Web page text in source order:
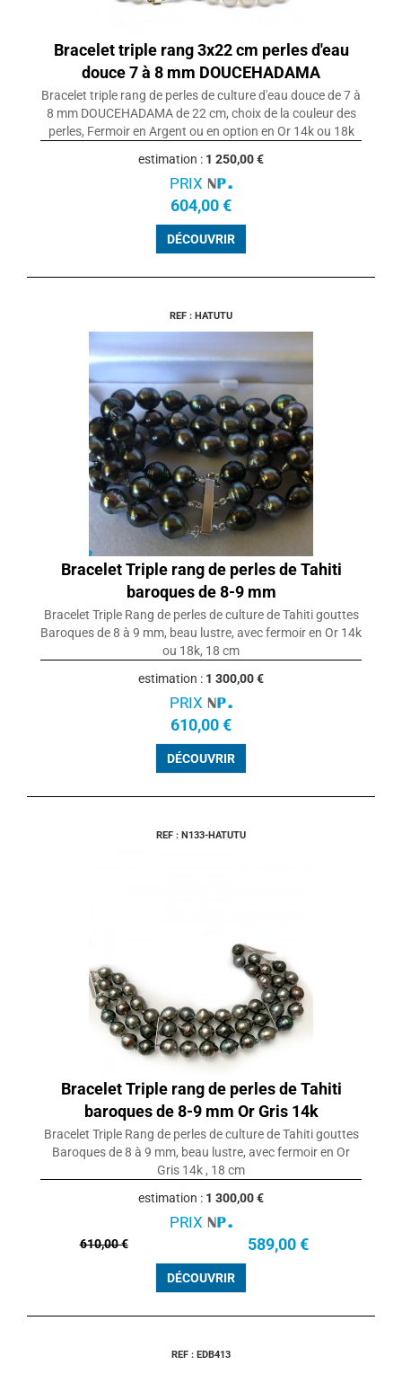
Bracelet triple rang 3x22 cm perles d'eau
douce 7 à 8 mm DOUCEHADAMA
Bracelet triple rang de perles de culture d'eau douce de 7 à
8 mm DOUCEHADAMA de 22 cm, choix de la couleur des
perles, Fermoir en Argent ou en option en Or 14k ou 18k
estimation : 1 250,00 €
PRIX
604,00 €
DÉCOUVRIR
REF : HATUTU
Bracelet Triple rang de perles de Tahiti
baroques de 8-9 mm
Bracelet Triple Rang de perles de culture de Tahiti gouttes
Baroques de 8 à 9 mm, beau lustre, avec fermoir en Or 14k
ou 18k, 18 cm
estimation : 1 300,00 €
PRIX
610,00 €
DÉCOUVRIR
REF : N133-HATUTU
Bracelet Triple rang de perles de Tahiti
baroques de 8-9 mm Or Gris 14k
Bracelet Triple Rang de perles de culture de Tahiti gouttes
Baroques de 8 à 9 mm, beau lustre, avec fermoir en Or
Gris 14k , 18 cm
estimation : 1 300,00 €
PRIX
610,00 € 589,00 €
DÉCOUVRIR
REF : EDB413